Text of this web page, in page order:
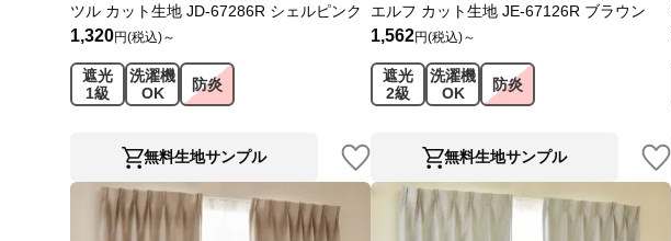
ツル カット生地 JD-67286R シェルピンク
1,320円(税込)～
遮光
1級
洗濯機
OK
防炎
無料生地サンプル
エルフ カット生地 JE-67126R ブラウン
1,562円(税込)～
遮光
2級
洗濯機
OK
防炎
無料生地サンプル